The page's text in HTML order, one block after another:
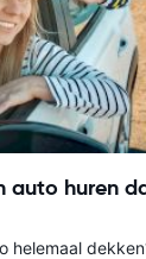
auto huren
helemaal